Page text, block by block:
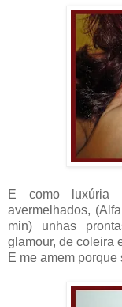
E como luxúria
avermelhados,
min) unhas
glamour, de coleira
E me amem porque